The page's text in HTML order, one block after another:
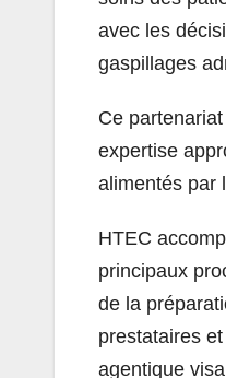
avec les
gaspillages
Ce
expertise
alimentés par
HTEC
principaux
de la
prestataires
agentique